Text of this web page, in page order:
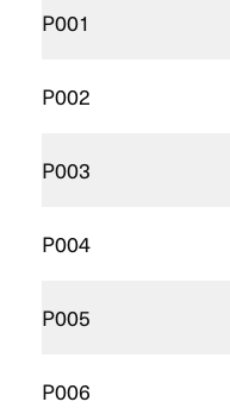
P001
P002
P003
P004
P005
P006